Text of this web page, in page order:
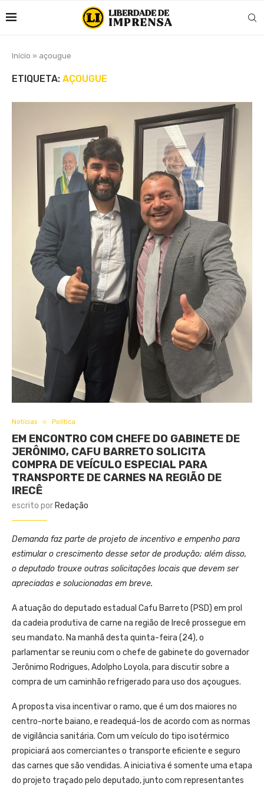
Início » açougue
ETIQUETA: AÇOUGUE
Notícias Política
EM ENCONTRO COM CHEFE DO GABINETE DE
JERÔNIMO, CAFU BARRETO SOLICITA
COMPRA DE VEÍCULO ESPECIAL PARA
TRANSPORTE DE CARNES NA REGIÃO DE
IRECÊ
escrito por Redação
Demanda faz parte de projeto de incentivo e empenho para
estimular o crescimento desse setor de produção; além disso,
o deputado trouxe outras solicitações locais que devem ser
apreciadas e solucionadas em breve.
A atuação do deputado estadual Cafu Barreto (PSD) em prol
da cadeia produtiva de carne na região de Irecê prossegue em
seu mandato. Na manhã desta quinta-feira (24), o
parlamentar se reuniu com o chefe de gabinete do governador
Jerônimo Rodrigues, Adolpho Loyola, para discutir sobre a
compra de um caminhão refrigerado para uso dos açougues.
A proposta visa incentivar o ramo, que é um dos maiores no
centro-norte baiano, e readequá-los de acordo com as normas
de vigilância sanitária. Com um veículo do tipo isotérmico
propiciará aos comerciantes o transporte eficiente e seguro
das carnes que são vendidas. A iniciativa é somente uma etapa
do projeto traçado pelo deputado, junto com representantes